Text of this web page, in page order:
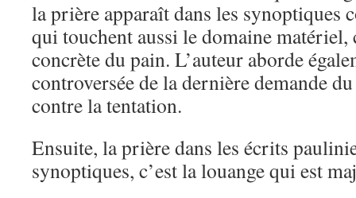
la prière apparaît dans les synoptiques
qui touchent aussi le domaine matériel,
concrète du pain. L’auteur aborde
controversée de la dernière demande
contre la tentation.
Ensuite, la prière dans les écrits
synoptiques, c’est la louange qui est